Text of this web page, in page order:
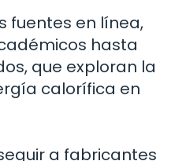
fuentes en línea,
hasta
que exploran la
calorífica en
a fabricantes